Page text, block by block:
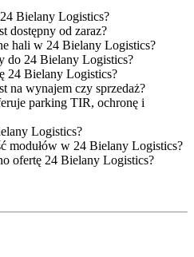
Bielany Logistics?
dostępny od zaraz?
hali w 24 Bielany Logistics?
do 24 Bielany Logistics?
24 Bielany Logistics?
na wynajem czy sprzedaż?
parking TIR, ochronę i
Logistics?
modułów w 24 Bielany Logistics?
ofertę 24 Bielany Logistics?